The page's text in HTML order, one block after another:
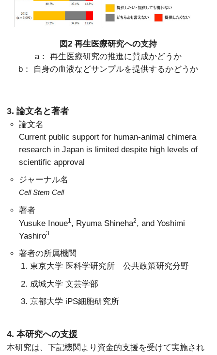
図2 再生医療研究への支持
a： 再生医療研究の推進に賛成かどうか
b： 自身の血液などサンプルを提供するかどうか
3. 論文名と著者
論文名
Current public support for human-animal chimera
research in Japan is limited despite high levels of
scientific approval
ジャーナル名
Cell Stem Cell
著者
Yusuke Inoue1 , Ryuma Shineha2
, and Yoshimi
Yashiro3
著者の所属機関
東京大学 医科学研究所 公共政策研究分野
成城大学 文芸学部
京都大学 iPS細胞研究所
4. 本研究への支援
本研究は、下記機関より資金的支援を受けて実施され